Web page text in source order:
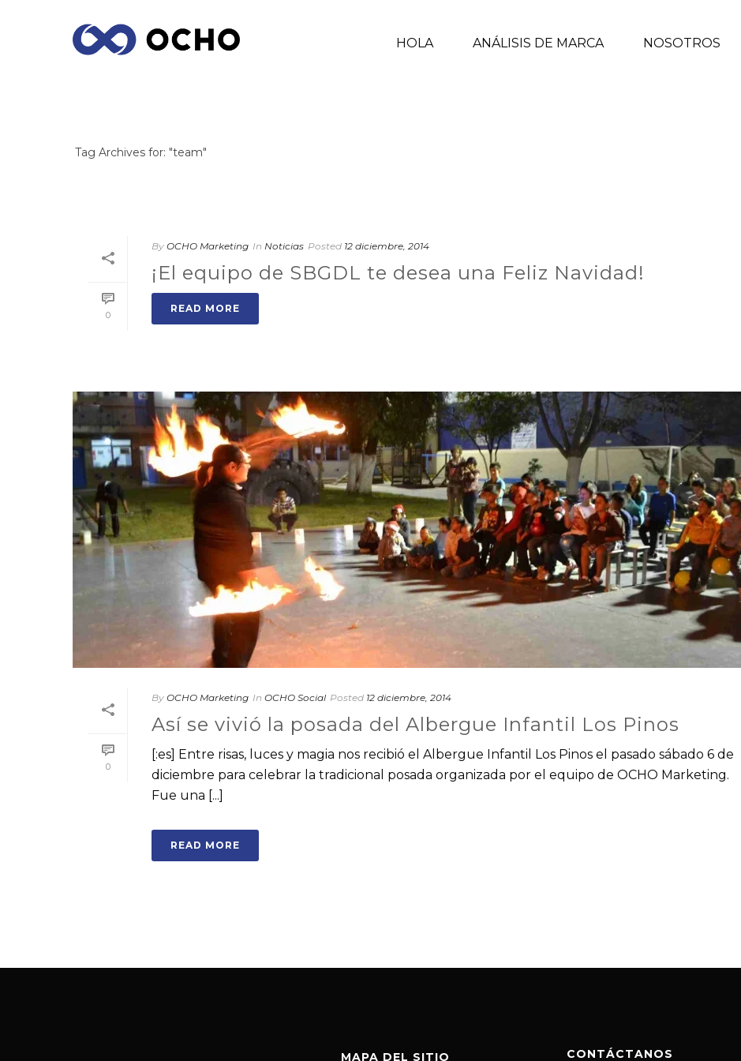
HOLA ANÁLISIS DE MARCA NOSOTROS
Tag Archives for: "team"
0
By OCHO Marketing In Noticias Posted 12 diciembre, 2014
¡El equipo de SBGDL te desea una Feliz Navidad!
READ MORE
0
By OCHO Marketing In OCHO Social Posted 12 diciembre, 2014
Así se vivió la posada del Albergue Infantil Los Pinos
[:es] Entre risas, luces y magia nos recibió el Albergue Infantil Los Pinos el pasado sábado 6 de
diciembre para celebrar la tradicional posada organizada por el equipo de OCHO Marketing.
Fue una [...]
READ MORE
MAPA DEL SITIO CONTÁCTANOS